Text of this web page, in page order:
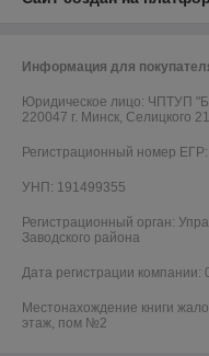
Информация для
Юридическое лицо: ЧПТУП
220047 г. Минск, Селицкого
Регистрационный номер
УНП: 191499355
Регистрационный орган:
Заводского района
Дата регистрации компании:
Местонахождение книги
этаж, пом №2